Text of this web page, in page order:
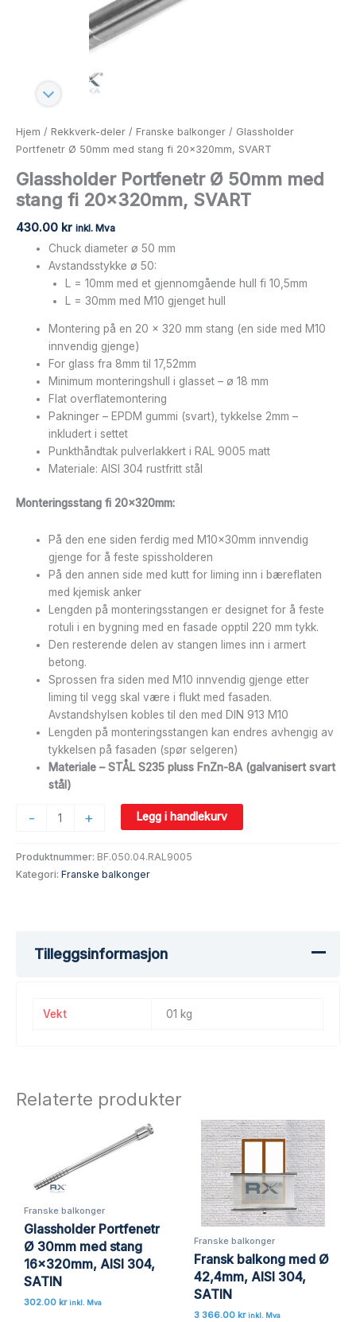
Hjem / Rekkverk-deler / Franske balkonger / Glassholder
Portfenetr Ø 50mm med stang fi 20x320mm, SVART
Glassholder Portfenetr Ø 50mm med
stang fi 20x320mm, SVART
430.00 kr inkl. Mva
Chuck diameter ø 50 mm
Avstandsstykke ø 50:
L = 10mm med et gjennomgående hull fi 10,5mm
L = 30mm med M10 gjenget hull
Montering på en 20 x 320 mm stang (en side med M10
innvendig gjenge)
For glass fra 8mm til 17,52mm
Minimum monteringshull i glasset – ø 18 mm
Flat overflatemontering
Pakninger – EPDM gummi (svart), tykkelse 2mm –
inkludert i settet
Punkthåndtak pulverlakkert i RAL 9005 matt
Materiale: AISI 304 rustfritt stål
Monteringsstang fi 20x320mm:
På den ene siden ferdig med M10x30mm innvendig
gjenge for å feste spissholderen
På den annen side med kutt for liming inn i bæreflaten
med kjemisk anker
Lengden på monteringsstangen er designet for å feste
rotuli i en bygning med en fasade opptil 220 mm tykk.
Den resterende delen av stangen limes inn i armert
betong.
Sprossen fra siden med M10 innvendig gjenge etter
liming til vegg skal være i flukt med fasaden.
Avstandshylsen kobles til den med DIN 913 M10
Lengden på monteringsstangen kan endres avhengig av
tykkelsen på fasaden (spør selgeren)
Materiale – STÅL S235 pluss FnZn-8A (galvanisert svart
stål)
- + Legg i handlekurv
Produktnummer: BF.050.04.RAL9005
Kategori: Franske balkonger
Tilleggsinformasjon
Vekt 01 kg
Relaterte produkter
Franske balkonger
Glassholder Portfenetr
Ø 30mm med stang
16x320mm, AISI 304,
SATIN
302.00 kr inkl. Mva
Franske balkonger
Fransk balkong med Ø
42,4mm, AISI 304,
SATIN
3 366.00 kr inkl. Mva